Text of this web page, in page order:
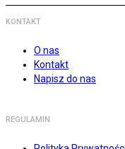
KONTAKT
O nas
Kontakt
Napisz do nas
REGULAMIN